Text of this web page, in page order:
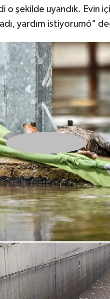
o şekilde uyandık. Evin
yardım istiyorumö"